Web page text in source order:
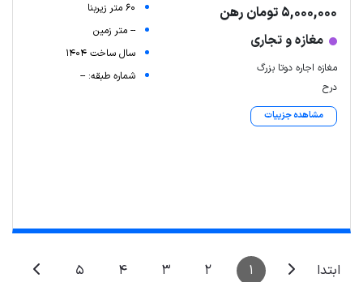
5,000,000 تومان رهن
مغازه و تجاری
مغازه اجاره دوتا بزرگ
درح
مشاهده جزییات
60 متر زیربنا
-- متر زمین
سال ساخت 1404
شماره طبقه: --
ابتدا 1
2
3
4
5